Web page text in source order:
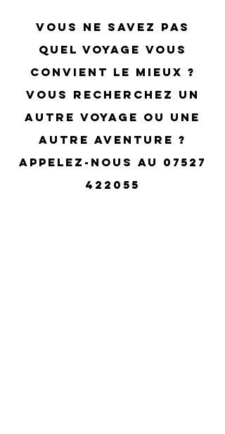
Vous ne savez pas
quel voyage vous
convient le mieux ?
Vous recherchez un
autre voyage ou une
autre aventure ?
Appelez-nous au 07527
422055